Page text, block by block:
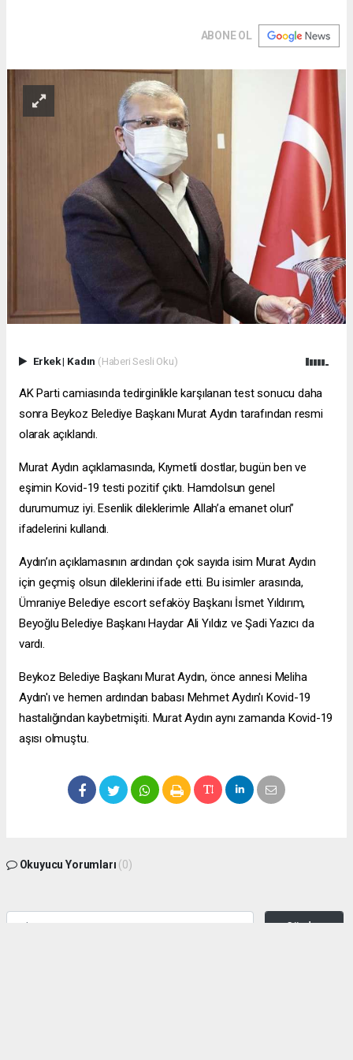
ABONE OL
Erkek| Kadın (Haberi Sesli Oku)
AK Parti camiasında tedirginlikle karşılanan test sonucu daha
sonra Beykoz Belediye Başkanı Murat Aydın tarafından resmi
olarak açıklandı.
Murat Aydın açıklamasında, Kıymetli dostlar, bugün ben ve
eşimin Kovid-19 testi pozitif çıktı. Hamdolsun genel
durumumuz iyi. Esenlik dileklerimle Allah’a emanet olun”
ifadelerini kullandı.
Aydın’ın açıklamasının ardından çok sayıda isim Murat Aydın
için geçmiş olsun dileklerini ifade etti. Bu isimler arasında,
Ümraniye Belediye escort sefaköyBaşkanı İsmet Yıldırım,
Beyoğlu Belediye Başkanı Haydar Ali Yıldız ve Şadi Yazıcı da
vardı.
Beykoz Belediye Başkanı Murat Aydın, önce annesi Meliha
Aydın'ı ve hemen ardından babası Mehmet Aydın'ı Kovid-19
hastalığından kaybetmişiti. Murat Aydın aynı zamanda Kovid-19
aşısı olmuştu.
Okuyucu Yorumları (0)
Gönder